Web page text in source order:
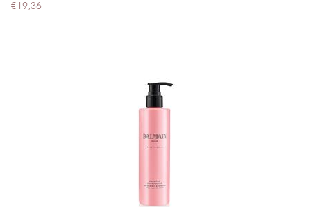
€19,36
DÉTAILS